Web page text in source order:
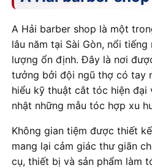
A Hải barber shop là một
lâu năm tại Sài Gòn, nổi
lượng ổn định. Đây là nơi
tưởng bởi đội ngũ thợ có tay
hiểu kỹ thuật cắt tóc hiện đại
nhật những mẫu tóc hợp xu
Không gian tiệm được thiết
mang lại cảm giác thư giãn
cụ, thiết bị và sản phẩm làm